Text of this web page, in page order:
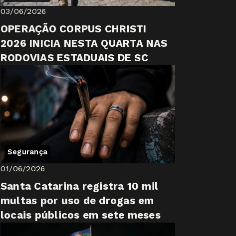
03/06/2026
OPERAÇÃO CORPUS CHRISTI
2026 INICIA NESTA QUARTA NAS
RODOVIAS ESTADUAIS DE SC
Segurança
01/06/2026
Santa Catarina registra 10 mil
multas por uso de drogas em
locais públicos em sete meses